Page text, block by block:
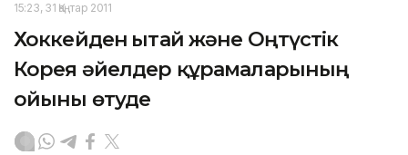
15:23, 31 Қаңтар 2011
Хоккейден Қытай және Оңтүстік
Корея әйелдер құрамаларының
ойыны өтуде